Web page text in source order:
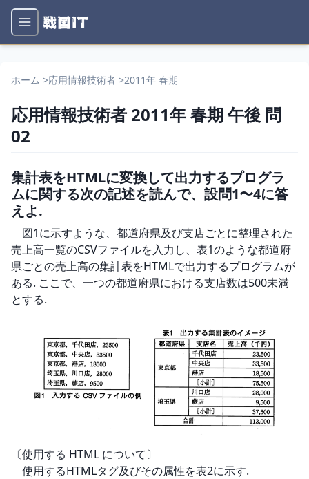
ホーム >応用情報技術者 >2011年 春期
応用情報技術者 2011年 春期午後 問
02
集計表をHTMLに変換して出力するプログラ
ムに関する次の記述を読んで、設問1〜4に答
えよ.
図1に示すような、都道府県及び支店ごとに整理された
売上高一覧のCSVファイルを入力し、表1のような都道府
県ごとの売上高の集計表をHTMLで出力するプログラムが
ある. ここで、一つの都道府県における支店数は500未満
とする.
〔使用する HTML について〕
使用するHTMLタグ及びその属性を表2に示す.